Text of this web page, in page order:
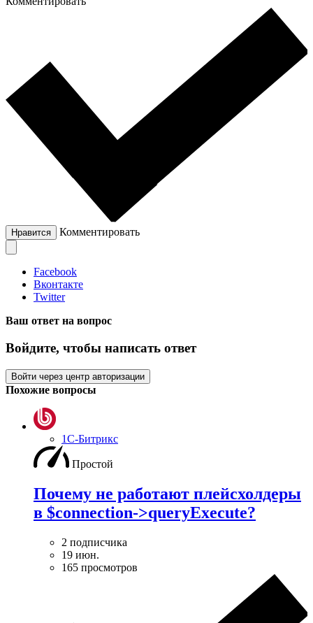
Нравится Комментировать
Facebook
Вконтакте
Twitter
Ваш ответ на вопрос
Войдите, чтобы написать ответ
Войти через центр авторизации
Похожие вопросы
1С-Битрикс
Простой
Почему не работают плейсхолдеры
в $connection->queryExecute?
2 подписчика
19 июн.
165 просмотров